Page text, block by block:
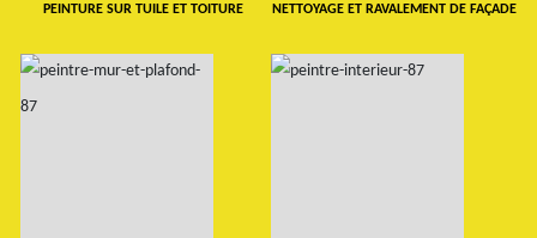
PEINTURE SUR TUILE ET TOITURE NETTOYAGE ET RAVALEMENT DE FAÇADE